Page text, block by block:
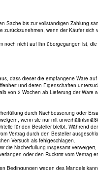
Sache bis zur vollständigen Zahlung
zurückzunehmen, wenn der Käufer sich
noch nicht auf ihn übergegangen ist,
dass dieser die empfangene Ware
und deren Eigenschaften
von 2 Wochen ab Lieferung der Ware
durch Nachbesserung oder
wenn sie nur mit
für den Besteller bleibt. Während
Vertrag durch den Besteller
Versuch als fehlgeschlagen.
die Nacherfüllung insgesamt
oder den Rücktritt vom Vertrag
Bedingungen wegen des Mangels